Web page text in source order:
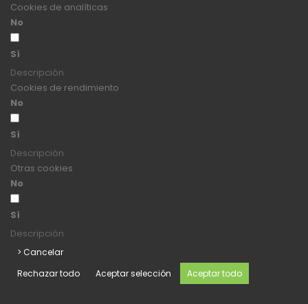
Cookies de analíticas
No
Sí
Descripción
Cookies de rendimiento
No
Sí
Descripción
Otras cookies
No
Sí
Descripción
> Cancelar
Rechazar todo
Aceptar selección Aceptar todo